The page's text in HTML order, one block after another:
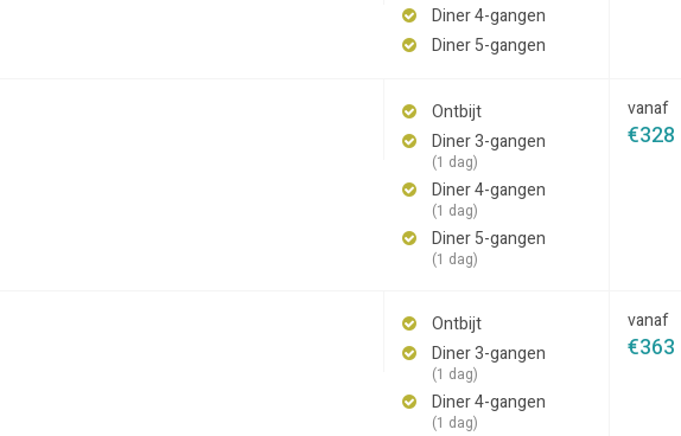
Diner 4-gangen
Diner 5-gangen
Ontbijt
Diner 3-gangen
(1 dag)
Diner 4-gangen
(1 dag)
Diner 5-gangen
(1 dag)
vanaf
€328
Ontbijt
Diner 3-gangen
(1 dag)
Diner 4-gangen
(1 dag)
vanaf
€363